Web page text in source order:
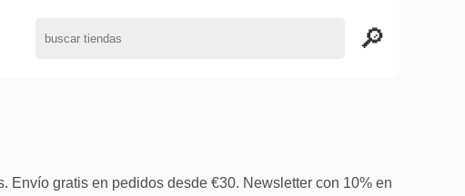
Envío gratis en pedidos desde €30. Newsletter con 10% en